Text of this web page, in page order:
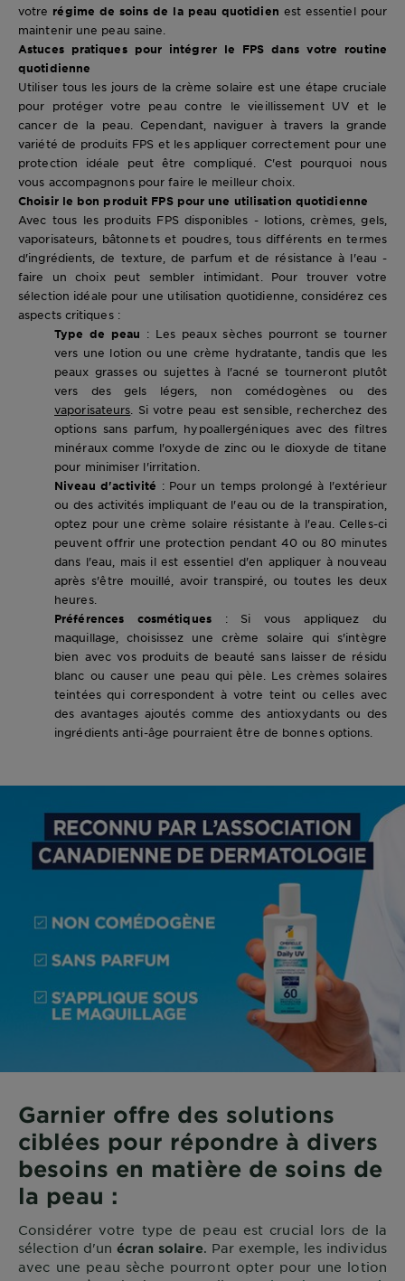
votre régime de soins de la peau quotidien est essentiel pour
maintenir une peau saine.
Astuces pratiques pour intégrer le FPS dans votre routine
quotidienne
Utiliser tous les jours de la crème solaire est une étape cruciale
pour protéger votre peau contre le vieillissement UV et le
cancer de la peau. Cependant, naviguer à travers la grande
variété de produits FPS et les appliquer correctement pour une
protection idéale peut être compliqué. C'est pourquoi nous
vous accompagnons pour faire le meilleur choix.
Choisir le bon produit FPS pour une utilisation quotidienne
Avec tous les produits FPS disponibles - lotions, crèmes, gels,
vaporisateurs, bâtonnets et poudres, tous différents en termes
d'ingrédients, de texture, de parfum et de résistance à l'eau -
faire un choix peut sembler intimidant. Pour trouver votre
sélection idéale pour une utilisation quotidienne, considérez ces
aspects critiques :
Type de peau : Les peaux sèches pourront se tourner
vers une lotion ou une crème hydratante, tandis que les
peaux grasses ou sujettes à l'acné se tourneront plutôt
vers des gels légers, non comédogènes ou des
vaporisateurs . Si votre peau est sensible, recherchez des
options sans parfum, hypoallergéniques avec des filtres
minéraux comme l'oxyde de zinc ou le dioxyde de titane
pour minimiser l'irritation.
Niveau d'activité : Pour un temps prolongé à l'extérieur
ou des activités impliquant de l'eau ou de la transpiration,
optez pour une crème solaire résistante à l'eau. Celles-ci
peuvent offrir une protection pendant 40 ou 80 minutes
dans l'eau, mais il est essentiel d'en appliquer à nouveau
après s'être mouillé, avoir transpiré, ou toutes les deux
heures.
Préférences cosmétiques: Si vous appliquez du
maquillage, choisissez une crème solaire qui s'intègre
bien avec vos produits de beauté sans laisser de résidu
blanc ou causer une peau qui pèle. Les crèmes solaires
teintées qui correspondent à votre teint ou celles avec
des avantages ajoutés comme des antioxydants ou des
ingrédients anti-âge pourraient être de bonnes options.
Garnier offre des solutions
ciblées pour répondre à divers
besoins en matière de soins de
la peau :
Considérer votre type de peau est crucial lors de la
sélection d'un écran solaire. Par exemple, les individus
avec une peau sèche pourront opter pour une lotion